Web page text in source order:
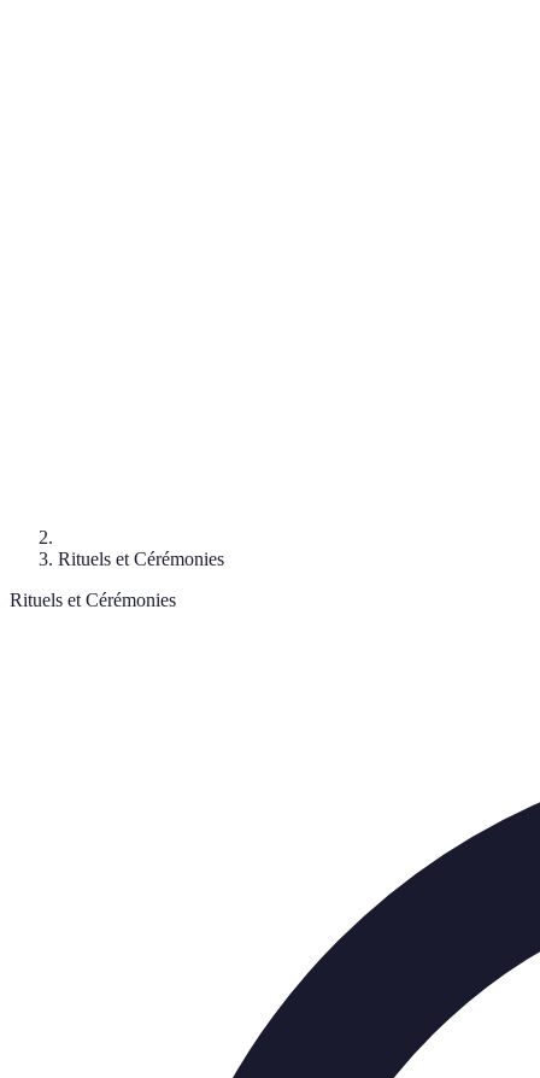
Rituels et Cérémonies
Rituels et Cérémonies